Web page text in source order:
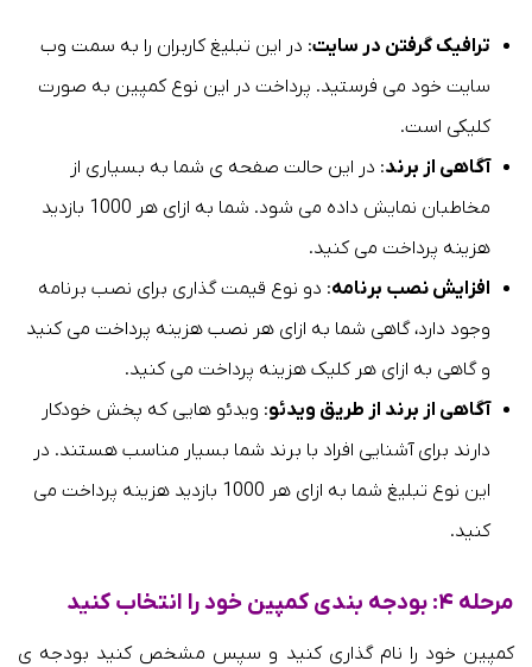
ترافیک گرفتن در سایت: در این تبلیغ کاربران را به سمت وب
سایت خود می فرستید. پرداخت در این نوع کمپین به صورت
کلیکی است.
آگاهی از برند: در این حالت صفحه ی شما به بسیاری از
مخاطبان نمایش داده می شود. شما به ازای هر 1000 بازدید
هزینه پرداخت می کنید.
افزایش نصب برنامه: دو نوع قیمت گذاری برای نصب برنامه
وجود دارد، گاهی شما به ازای هر نصب هزینه پرداخت می کنید
و گاهی به ازای هر کلیک هزینه پرداخت می کنید.
آگاهی از برند از طریق ویدئو: ویدئو هایی که پخش خودکار
دارند برای آشنایی افراد با برند شما بسیار مناسب هستند. در
این نوع تبلیغ شما به ازای هر 1000 بازدید هزینه پرداخت می
کنید.
مرحله ۴: بودجه بندی کمپین خود را انتخاب کنید
کمپین خود را نام گذاری کنید و سپس مشخص کنید بودجه ی